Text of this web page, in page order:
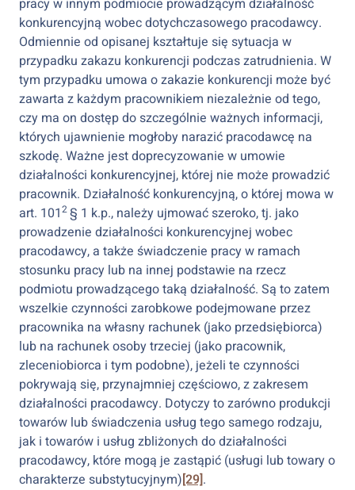
pracy w innym podmiocie prowadzącym działalność
konkurencyjną wobec dotychczasowego pracodawcy.
Odmiennie od opisanej kształtuje się sytuacja w
przypadku zakazu konkurencji podczas zatrudnienia. W
tym przypadku umowa o zakazie konkurencji może być
zawarta z każdym pracownikiem niezależnie od tego,
czy ma on dostęp do szczególnie ważnych informacji,
których ujawnienie mogłoby narazić pracodawcę na
szkodę. Ważne jest doprecyzowanie w umowie
działalności konkurencyjnej, której nie może prowadzić
pracownik. Działalność konkurencyjną, o której mowa w
art. 1012§ 1 k.p., należy ujmować szeroko, tj. jako
prowadzenie działalności konkurencyjnej wobec
pracodawcy, a także świadczenie pracy w ramach
stosunku pracy lub na innej podstawie na rzecz
podmiotu prowadzącego taką działalność. Są to zatem
wszelkie czynności zarobkowe podejmowane przez
pracownika na własny rachunek (jako przedsiębiorca)
lub na rachunek osoby trzeciej (jako pracownik,
zleceniobiorca i tym podobne), jeżeli te czynności
pokrywają się, przynajmniej częściowo, z zakresem
działalności pracodawcy. Dotyczy to zarówno produkcji
towarów lub świadczenia usług tego samego rodzaju,
jak i towarów i usług zbliżonych do działalności
pracodawcy, które mogą je zastąpić (usługi lub towary o
charakterze substytucyjnym)[29].